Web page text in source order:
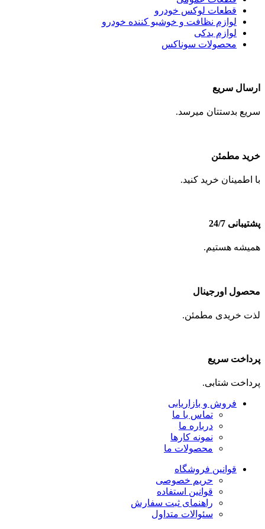
قطعات لوکس خودرو
لوازم نظافت و خوشبو کننده خودرو
لوازم یدکی
محصولات سوناکس
ارسال سریع
سریع بدستتان میرسد.
خرید مطمئن
با اطمینان خرید کنید.
پشتیبانی 24/7
همیشه هستیم.
محصول اورجینال
لذت خریدی مطمئن.
پرداخت سریع
پرداخت شتابی.
فروش و بازاریابی
تماس با ما
درباره ما
نمونه کارها
محصولات ما
قوانین فروشگاه
حریم خصوصی
قوانین استفاده
راهنمای ثبت سفارش
سئوالات متداول